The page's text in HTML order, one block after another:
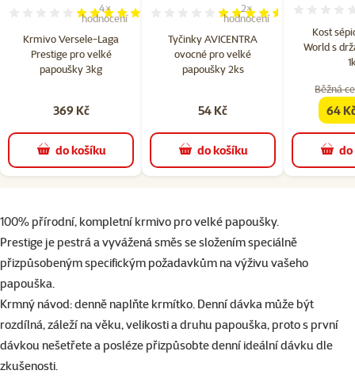
Krmivo Versele-Laga
Prestige pro velké
papoušky 3kg
Hodnocení 100%, počet hodnocení: 4
4×
hodnocení
369 Kč
do košíku
Tyčinky AVICENTRA
ovocné pro velké
papoušky 2ks
Hodnocení 90%, počet
2×
hodnocení
54 Kč
do košíku
Kost
World s
Běžná
64
superzoo.product.detail.content
100% přírodní, kompletní krmivo pro velké papoušky.
Prestige je pestrá a vyvážená směs se složením speciálně
přizpůsobeným specifickým požadavkům na výživu vašeho
papouška.
Krmný návod:denně naplňte krmítko. Denní dávka může být
rozdílná, záleží na věku, velikosti a druhu papouška, proto s první
dávkou nešetřete a posléze přizpůsobte denní ideální dávku dle
zkušenosti.